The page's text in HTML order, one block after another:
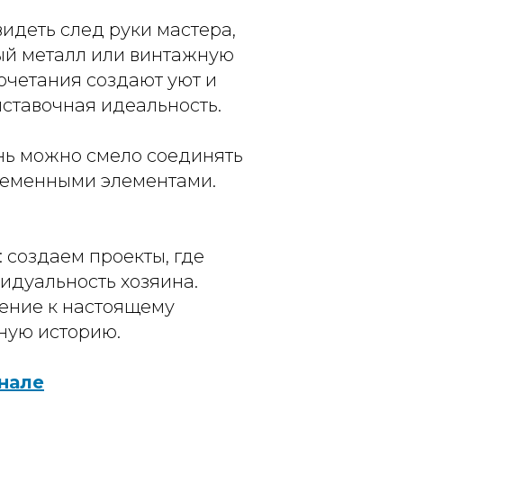
след руки мастера,
металл или винтажную
создают уют и
идеальность.
можно смело соединять
элементами.
проекты, где
хозяина.
к настоящему
историю.